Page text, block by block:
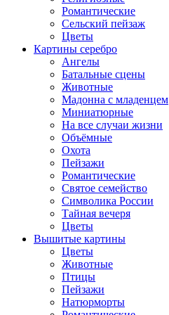
Романтические
Сельский пейзаж
Цветы
Картины серебро
Ангелы
Батальные сцены
Животные
Мадонна с младенцем
Миниатюрные
На все случаи жизни
Объёмные
Охота
Пейзажи
Романтические
Святое семейство
Символика России
Тайная вечеря
Цветы
Вышитые картины
Цветы
Животные
Птицы
Пейзажи
Натюрморты